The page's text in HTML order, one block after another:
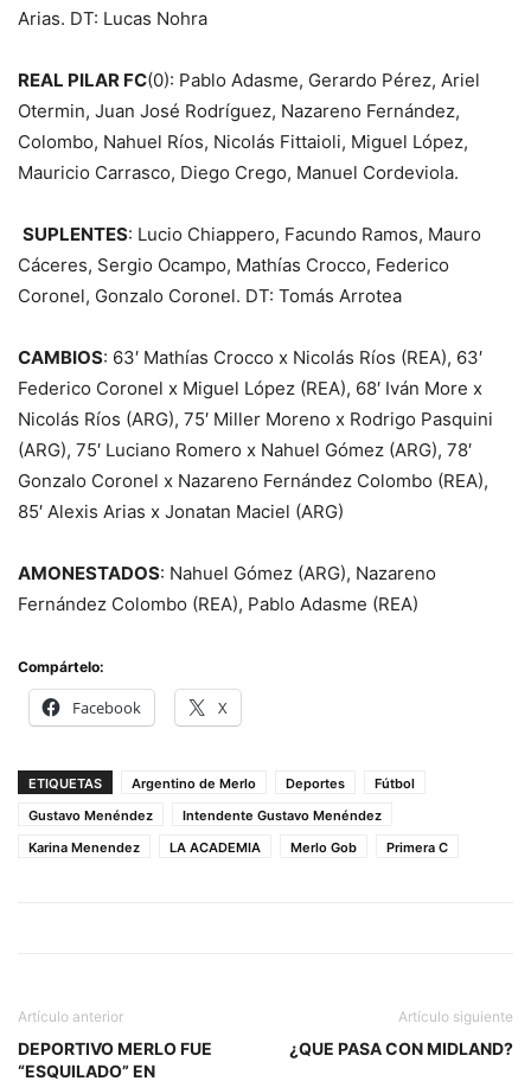
Arias. DT: Lucas Nohra
REAL PILAR FC(0): Pablo Adasme, Gerardo Pérez, Ariel
Otermin, Juan José Rodríguez, Nazareno Fernández,
Colombo, Nahuel Ríos, Nicolás Fittaioli, Miguel López,
Mauricio Carrasco, Diego Crego, Manuel Cordeviola.
SUPLENTES: Lucio Chiappero, Facundo Ramos, Mauro
Cáceres, Sergio Ocampo, Mathías Crocco, Federico
Coronel, Gonzalo Coronel. DT: Tomás Arrotea
CAMBIOS: 63′ Mathías Crocco x Nicolás Ríos (REA), 63′
Federico Coronel x Miguel López (REA), 68′ Iván More x
Nicolás Ríos (ARG), 75′ Miller Moreno x Rodrigo Pasquini
(ARG), 75′ Luciano Romero x Nahuel Gómez (ARG), 78′
Gonzalo Coronel x Nazareno Fernández Colombo (REA),
85′ Alexis Arias x Jonatan Maciel (ARG)
AMONESTADOS: Nahuel Gómez (ARG), Nazareno
Fernández Colombo (REA), Pablo Adasme (REA)
Compártelo:
Facebook X
ETIQUETAS Argentino de Merlo Deportes
Fútbol
Gustavo Menéndez
Intendente Gustavo Menéndez
Karina Menendez
LA ACADEMIA Merlo Gob Primera C
Artículo anterior
DEPORTIVO MERLO FUE
“ESQUILADO” EN
Artículo siguiente
¿QUE PASA CON MIDLAND?